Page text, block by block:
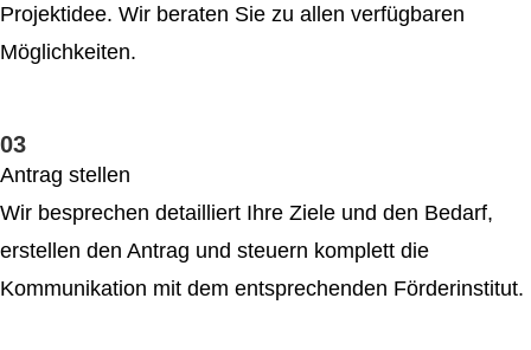
Projektidee. Wir beraten Sie zu allen verfügbaren
Möglichkeiten.
03
Antrag stellen
Wir besprechen detailliert Ihre Ziele und den Bedarf,
erstellen den Antrag und steuern komplett die
Kommunikation mit dem entsprechenden Förderinstitut.